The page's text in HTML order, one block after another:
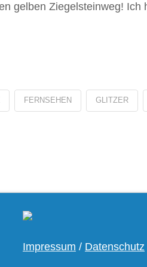
gelben Ziegelsteinweg!
FERNSEHEN GLITZER
Impressum / Datenschutz